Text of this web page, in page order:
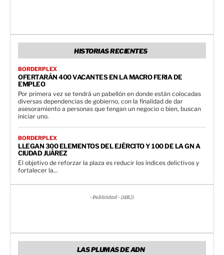
HISTORIAS RECIENTES
BORDERPLEX
OFERTARÁN 400 VACANTES EN LA MACRO FERIA DE
EMPLEO
Por primera vez se tendrá un pabellón en donde están colocadas
diversas dependencias de gobierno, con la finalidad de dar
asesoramiento a personas que tengan un negocio o bien, buscan
iniciar uno.
BORDERPLEX
LLEGAN 300 ELEMENTOS DEL EJÉRCITO Y 100 DE LA GN A
CIUDAD JUÁREZ
El objetivo de reforzar la plaza es reducir los índices delictivos y
fortalecer la...
- Publicidad - (MR2)
LAS PLUMAS DE ADN